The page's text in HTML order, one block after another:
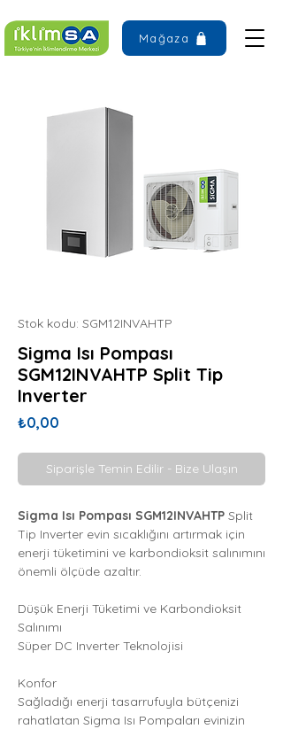
Mağaza
Stok kodu: SGM12INVAHTP
Sigma Isı Pompası
SGM12INVAHTP Split Tip
Inverter
₺0,00
Siparişle Temin Edilir - Bize Ulaşın
Sigma Isı Pompası SGM12INVAHTP Split
Tip Inverter evin sıcaklığını artırmak için
enerji tüketimini ve karbondioksit salınımını
önemli ölçüde azaltır.
Düşük Enerji Tüketimi ve Karbondioksit
Salınımı
Süper DC Inverter Teknolojisi
Konfor
Sağladığı enerji tasarrufuyla bütçenizi
rahatlatan Sigma Isı Pompaları evinizin